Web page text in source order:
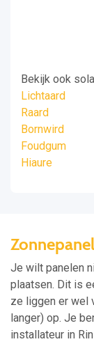
Bekijk ook
Lichtaard
Raard
Bornwird
Foudgum
Hiaure
Je wilt panelen
plaatsen. Dit is
ze liggen er wel
langer) op. Je
installateur in